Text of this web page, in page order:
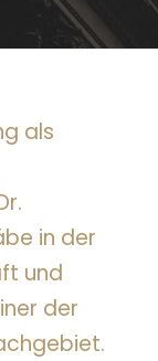
als
in der
und
der